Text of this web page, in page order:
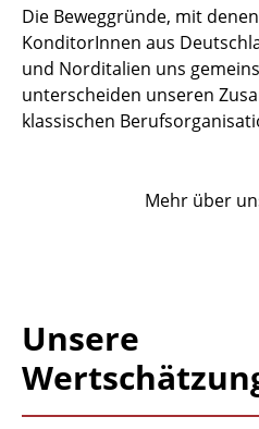
Die Beweggründe, mit
KonditorInnen aus
und Norditalien uns
unterscheiden unseren
klassischen
Mehr über
Unsere